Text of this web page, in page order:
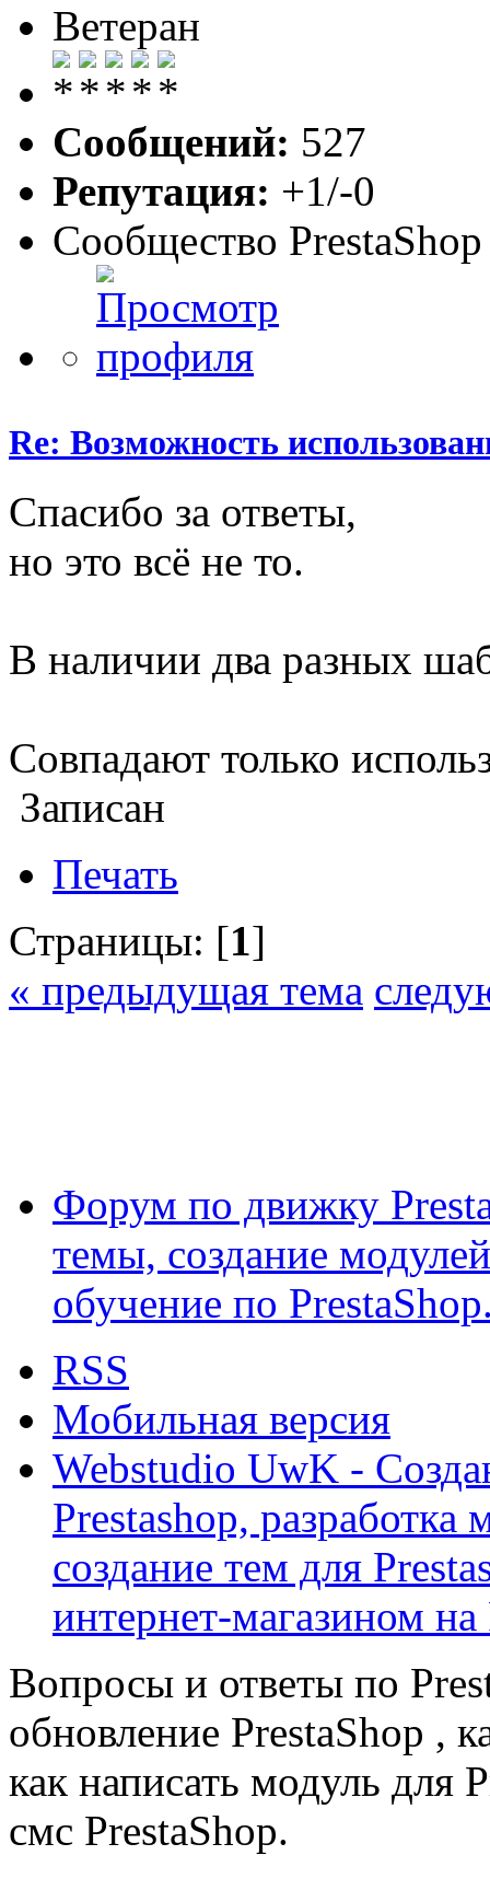
Ветеран
Сообщений: 527
Репутация: +1/-0
Сообщество PrestaShop
Re: Возможность
Спасибо за ответы,
но это всё не то.
В наличии два разных
Совпадают только
Записан
Печать
Страницы: [1]
« предыдущая тема
Форум по движку
темы, создание
обучение по
RSS
Мобильная версия
Webstudio UwK -
Prestashop, разработка
создание тем для
интернет-магазином на
Вопросы и ответы по
обновление PrestaShop ,
как написать модуль для
смс PrestaShop.